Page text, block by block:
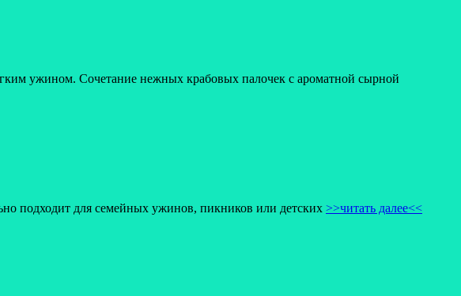
ужином. Сочетание нежных крабовых палочек с ароматной сырной
подходит для семейных ужинов, пикников или детских >>читать далее<<